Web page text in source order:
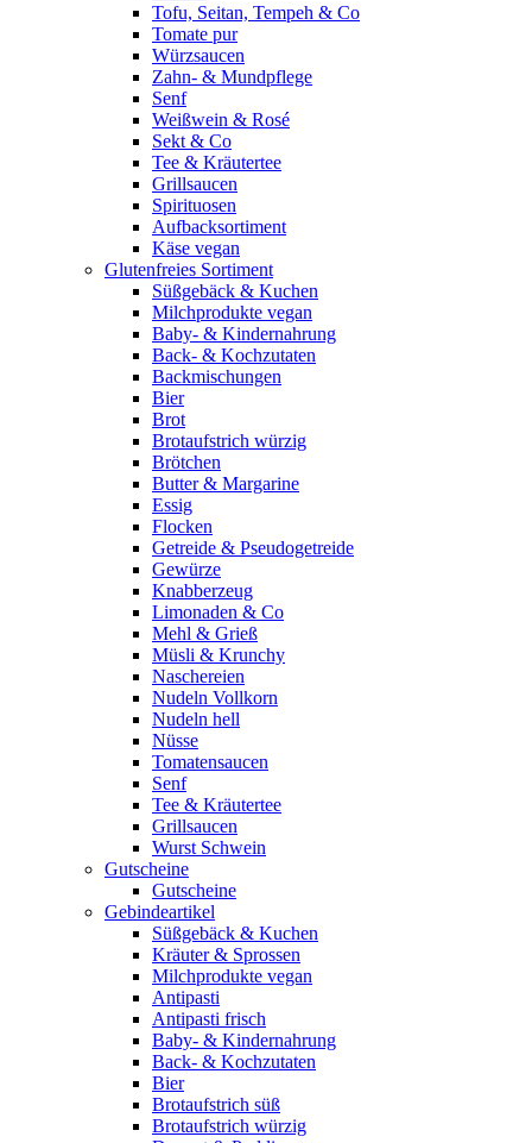
Tofu, Seitan, Tempeh & Co
Tomate pur
Würzsaucen
Zahn- & Mundpflege
Senf
Weißwein & Rosé
Sekt & Co
Tee & Kräutertee
Grillsaucen
Spirituosen
Aufbacksortiment
Käse vegan
Glutenfreies Sortiment
Süßgebäck & Kuchen
Milchprodukte vegan
Baby- & Kindernahrung
Back- & Kochzutaten
Backmischungen
Bier
Brot
Brotaufstrich würzig
Brötchen
Butter & Margarine
Essig
Flocken
Getreide & Pseudogetreide
Gewürze
Knabberzeug
Limonaden & Co
Mehl & Grieß
Müsli & Krunchy
Naschereien
Nudeln Vollkorn
Nudeln hell
Nüsse
Tomatensaucen
Senf
Tee & Kräutertee
Grillsaucen
Wurst Schwein
Gutscheine
Gutscheine
Gebindeartikel
Süßgebäck & Kuchen
Kräuter & Sprossen
Milchprodukte vegan
Antipasti
Antipasti frisch
Baby- & Kindernahrung
Back- & Kochzutaten
Bier
Brotaufstrich süß
Brotaufstrich würzig